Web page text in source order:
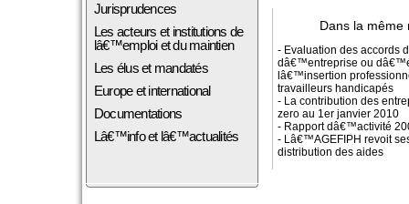
Jurisprudences
Les acteurs et institutions de
lâ€™emploi et du maintien
Les élus et mandatés
Europe et international
Documentations
Lâ€™info et lâ€™actualités
Dans la même
- Evaluation des accords
dâ€™entreprise ou
lâ€™insertion
travailleurs handicapés
- La contribution des
zero au 1er janvier 2010
- Rapport dâ€™activité
- Lâ€™AGEFIPH revoit
distribution des aides